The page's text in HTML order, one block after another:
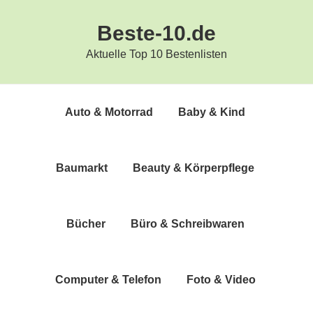
Beste-10.de
Aktuelle Top 10 Bestenlisten
Auto & Motorrad Baby & Kind
Bau­markt Beau­ty & Körperpflege
Bücher Büro & Schreibwaren
Com­pu­ter & Telefon Foto & Video